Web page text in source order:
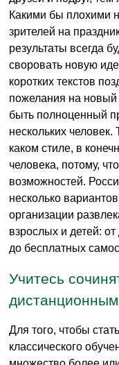
Какими бы плохими
зрителей на
результаты всегда
своровать новую
коротких текстов
пожелания на новый
быть полноценный
нескольких человек.
каком стиле, в
человека, потому,
возможностей.
несколько
организации
взрослых и детей:
до бесплатных
Учитесь
Для того, чтобы
классического